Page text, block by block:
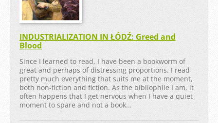
INDUSTRIALIZATION IN ŁÓDŹ: Greed and
Blood
Since I learned to read, I have been a bookworm of
great and perhaps of distressing proportions. I read
pretty much everything that suits me at the moment,
both non-fiction and fiction. As the bibliophile I am, it
often happens that I get nervous when I have a quiet
moment to spare and not a book...